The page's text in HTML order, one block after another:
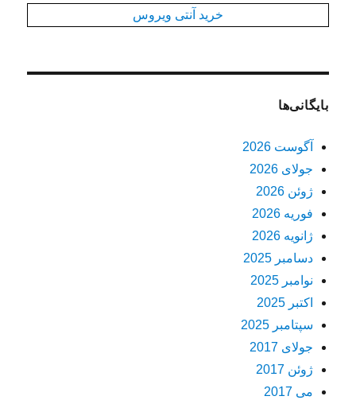
خرید آنتی ویروس
بایگانی‌ها
آگوست 2026
جولای 2026
ژوئن 2026
فوریه 2026
ژانویه 2026
دسامبر 2025
نوامبر 2025
اکتبر 2025
سپتامبر 2025
جولای 2017
ژوئن 2017
می 2017